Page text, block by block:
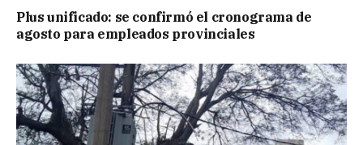
Plus unificado: se confirmó el cronograma de
agosto para empleados provinciales